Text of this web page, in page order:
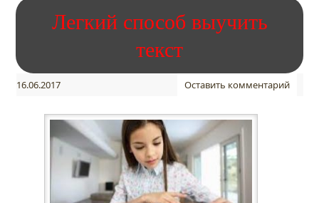
Легкий способ выучить
текст
16.06.2017 Оставить комментарий